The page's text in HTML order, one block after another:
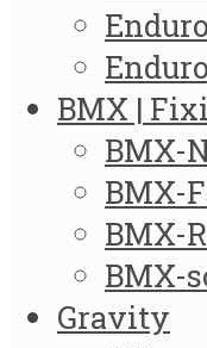
BMX |
BMX-
BMX-
BMX-
BMX-
Gravity